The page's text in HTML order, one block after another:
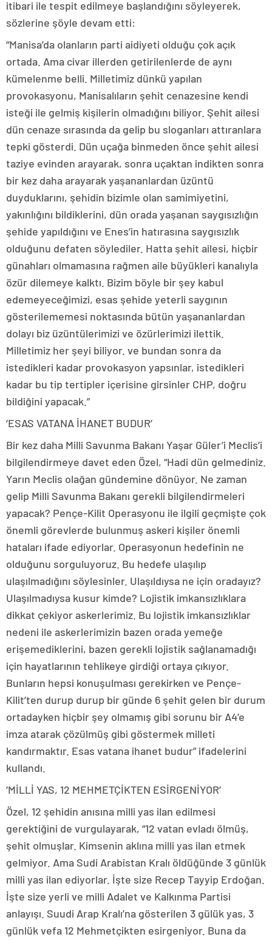
itibari ile tespit edilmeye başlandığını söyleyerek,
sözlerine şöyle devam etti:
“Manisa’da olanların parti aidiyeti olduğu çok açık
ortada. Ama civar illerden getirilenlerde de aynı
kümelenme belli. Milletimiz dünkü yapılan
provokasyonu, Manisalıların şehit cenazesine kendi
isteği ile gelmiş kişilerin olmadığını biliyor. Şehit ailesi
dün cenaze sırasında da gelip bu sloganları attıranlara
tepki gösterdi. Dün uçağa binmeden önce şehit ailesi
taziye evinden arayarak, sonra uçaktan indikten sonra
bir kez daha arayarak yaşananlardan üzüntü
duyduklarını, şehidin bizimle olan samimiyetini,
yakınlığını bildiklerini, dün orada yaşanan saygısızlığın
şehide yapıldığını ve Enes’in hatırasına saygısızlık
olduğunu defaten söylediler. Hatta şehit ailesi, hiçbir
günahları olmamasına rağmen aile büyükleri kanalıyla
özür dilemeye kalktı. Bizim böyle bir şey kabul
edemeyeceğimizi, esas şehide yeterli saygının
gösterilememesi noktasında bütün yaşananlardan
dolayı biz üzüntülerimizi ve özürlerimizi ilettik.
Milletimiz her şeyi biliyor. ve bundan sonra da
istedikleri kadar provokasyon yapsınlar, istedikleri
kadar bu tip tertipler içerisine girsinler CHP, doğru
bildiğini yapacak.”
‘ESAS VATANA İHANET BUDUR’
Bir kez daha Milli Savunma Bakanı Yaşar Güler’i Meclis’i
bilgilendirmeye davet eden Özel, “Hadi dün gelmediniz.
Yarın Meclis olağan gündemine dönüyor. Ne zaman
gelip Milli Savunma Bakanı gerekli bilgilendirmeleri
yapacak? Pençe-Kilit Operasyonu ile ilgili geçmişte çok
önemli görevlerde bulunmuş askeri kişiler önemli
hataları ifade ediyorlar. Operasyonun hedefinin ne
olduğunu sorguluyoruz. Bu hedefe ulaşılıp
ulaşılmadığını söylesinler. Ulaşıldıysa ne için oradayız?
Ulaşılmadıysa kusur kimde? Lojistik imkansızlıklara
dikkat çekiyor askerlerimiz. Bu lojistik imkansızlıklar
nedeni ile askerlerimizin bazen orada yemeğe
erişemediklerini, bazen gerekli lojistik sağlanamadığı
için hayatlarının tehlikeye girdiği ortaya çıkıyor.
Bunların hepsi konuşulması gerekirken ve Pençe-
Kilit’ten durup durup bir günde 6 şehit gelen bir durum
ortadayken hiçbir şey olmamış gibi sorunu bir A4’e
imza atarak çözülmüş gibi göstermek milleti
kandırmaktır. Esas vatana ihanet budur” ifadelerini
kullandı.
‘MİLLİ YAS, 12 MEHMETÇİKTEN ESİRGENİYOR’
Özel, 12 şehidin anısına milli yas ilan edilmesi
gerektiğini de vurgulayarak, “12 vatan evladı ölmüş,
şehit olmuşlar. Kimsenin aklına milli yas ilan etmek
gelmiyor. Ama Sudi Arabistan Kralı öldüğünde 3 günlük
milli yas ilan ediyorlar. İşte size Recep Tayyip Erdoğan.
İşte size yerli ve milli Adalet ve Kalkınma Partisi
anlayışı. Suudi Arap Kralı’na gösterilen 3 gülük yas, 3
günlük vefa 12 Mehmetçikten esirgeniyor. Buna da